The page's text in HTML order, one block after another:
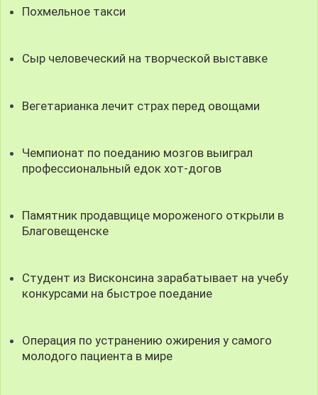
Похмельное такси
Сыр человеческий на творческой выставке
Вегетарианка лечит страх перед овощами
Чемпионат по поеданию мозгов выиграл
профессиональный едок хот-догов
Памятник продавщице мороженого открыли в
Благовещенске
Студент из Висконсина зарабатывает на учебу
конкурсами на быстрое поедание
Операция по устранению ожирения у самого
молодого пациента в мире